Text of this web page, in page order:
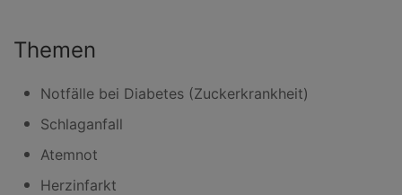
Themen
Notfälle bei Diabetes (Zuckerkrankheit)
Schlaganfall
Atemnot
Herzinfarkt